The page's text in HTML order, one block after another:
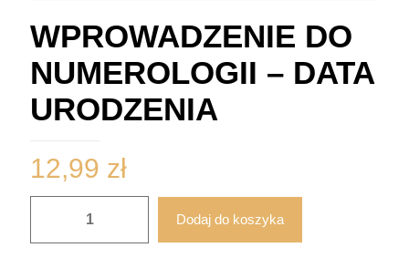
WPROWADZENIE DO
NUMEROLOGII – DATA
URODZENIA
12,99 zł
WPROWADZENIE
Dodaj do koszyka